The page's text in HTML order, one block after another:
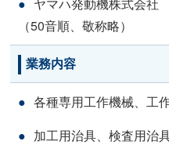
（50音順、敬称略）
業務内容
各種専用工作機械、工
加工用治具、検査用治